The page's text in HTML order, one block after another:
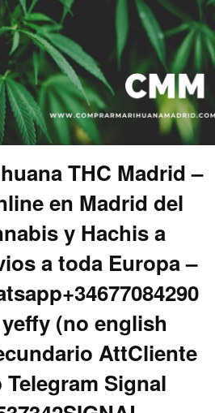
THC Madrid –
en Madrid del
y Hachis a
a toda Europa –
(no english
AttCliente
Signal